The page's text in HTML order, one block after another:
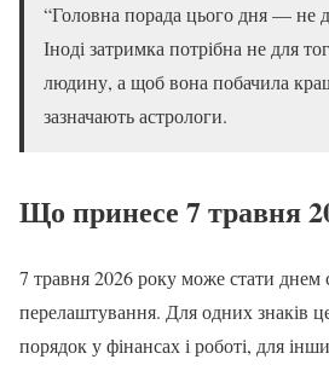
“Головна порада цього дня — не
Іноді затримка потрібна не для
людину, а щоб вона побачила
зазначають астрологи.
Що принесе 7 травня
7 травня 2026 року може стати днем
перелаштування. Для одних знаків
порядок у фінансах і роботі, для